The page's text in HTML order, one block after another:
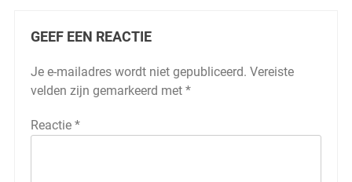
GEEF EEN REACTIE
Je e-mailadres wordt niet gepubliceerd. Vereiste
velden zijn gemarkeerd met *
Reactie *